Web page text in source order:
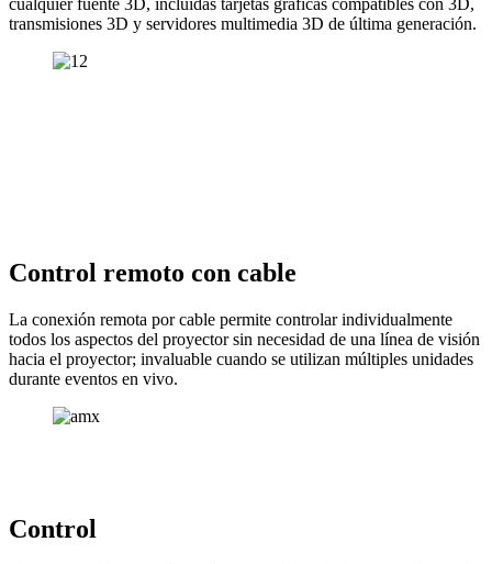
transmisiones 3D y servidores multimedia 3D de última generación.
Control remoto con cable
La conexión remota por cable permite controlar individualmente
todos los aspectos del proyector sin necesidad de una línea de visión
hacia el proyector; invaluable cuando se utilizan múltiples unidades
durante eventos en vivo.
Control